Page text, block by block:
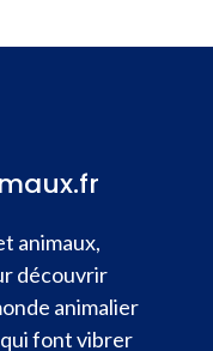
animaux,
découvrir
animalier
font vibrer